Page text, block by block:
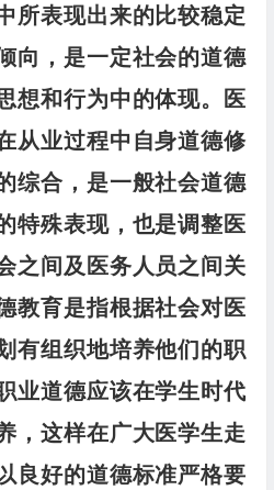
所表现出来的比较稳定
向，是一定社会的道德
想和行为中的体现。医
从业过程中自身道德修
综合，是一般社会道德
特殊表现，也是调整医
之间及医务人员之间关
教育是指根据社会对医
有组织地培养他们的职
业道德应该在学生时代
，这样在广大医学生走
良好的道德标准严格要